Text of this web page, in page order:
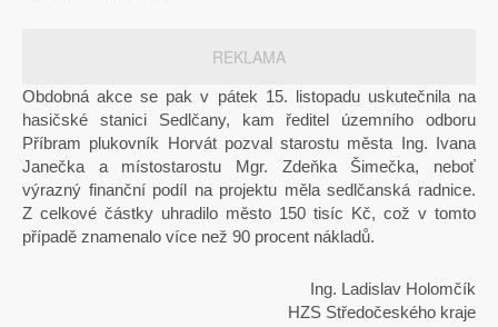
REKLAMA
Obdobná akce se pak v pátek 15. listopadu uskutečnila na
hasičské stanici Sedlčany, kam ředitel územního odboru
Příbram plukovník Horvát pozval starostu města Ing. Ivana
Janečka a místostarostu Mgr. Zdeňka Šimečka, neboť
výrazný finanční podíl na projektu měla sedlčanská radnice.
Z celkové částky uhradilo město 150 tisíc Kč, což v tomto
případě znamenalo více než 90 procent nákladů.
Ing. Ladislav Holomčík
HZS Středočeského kraje